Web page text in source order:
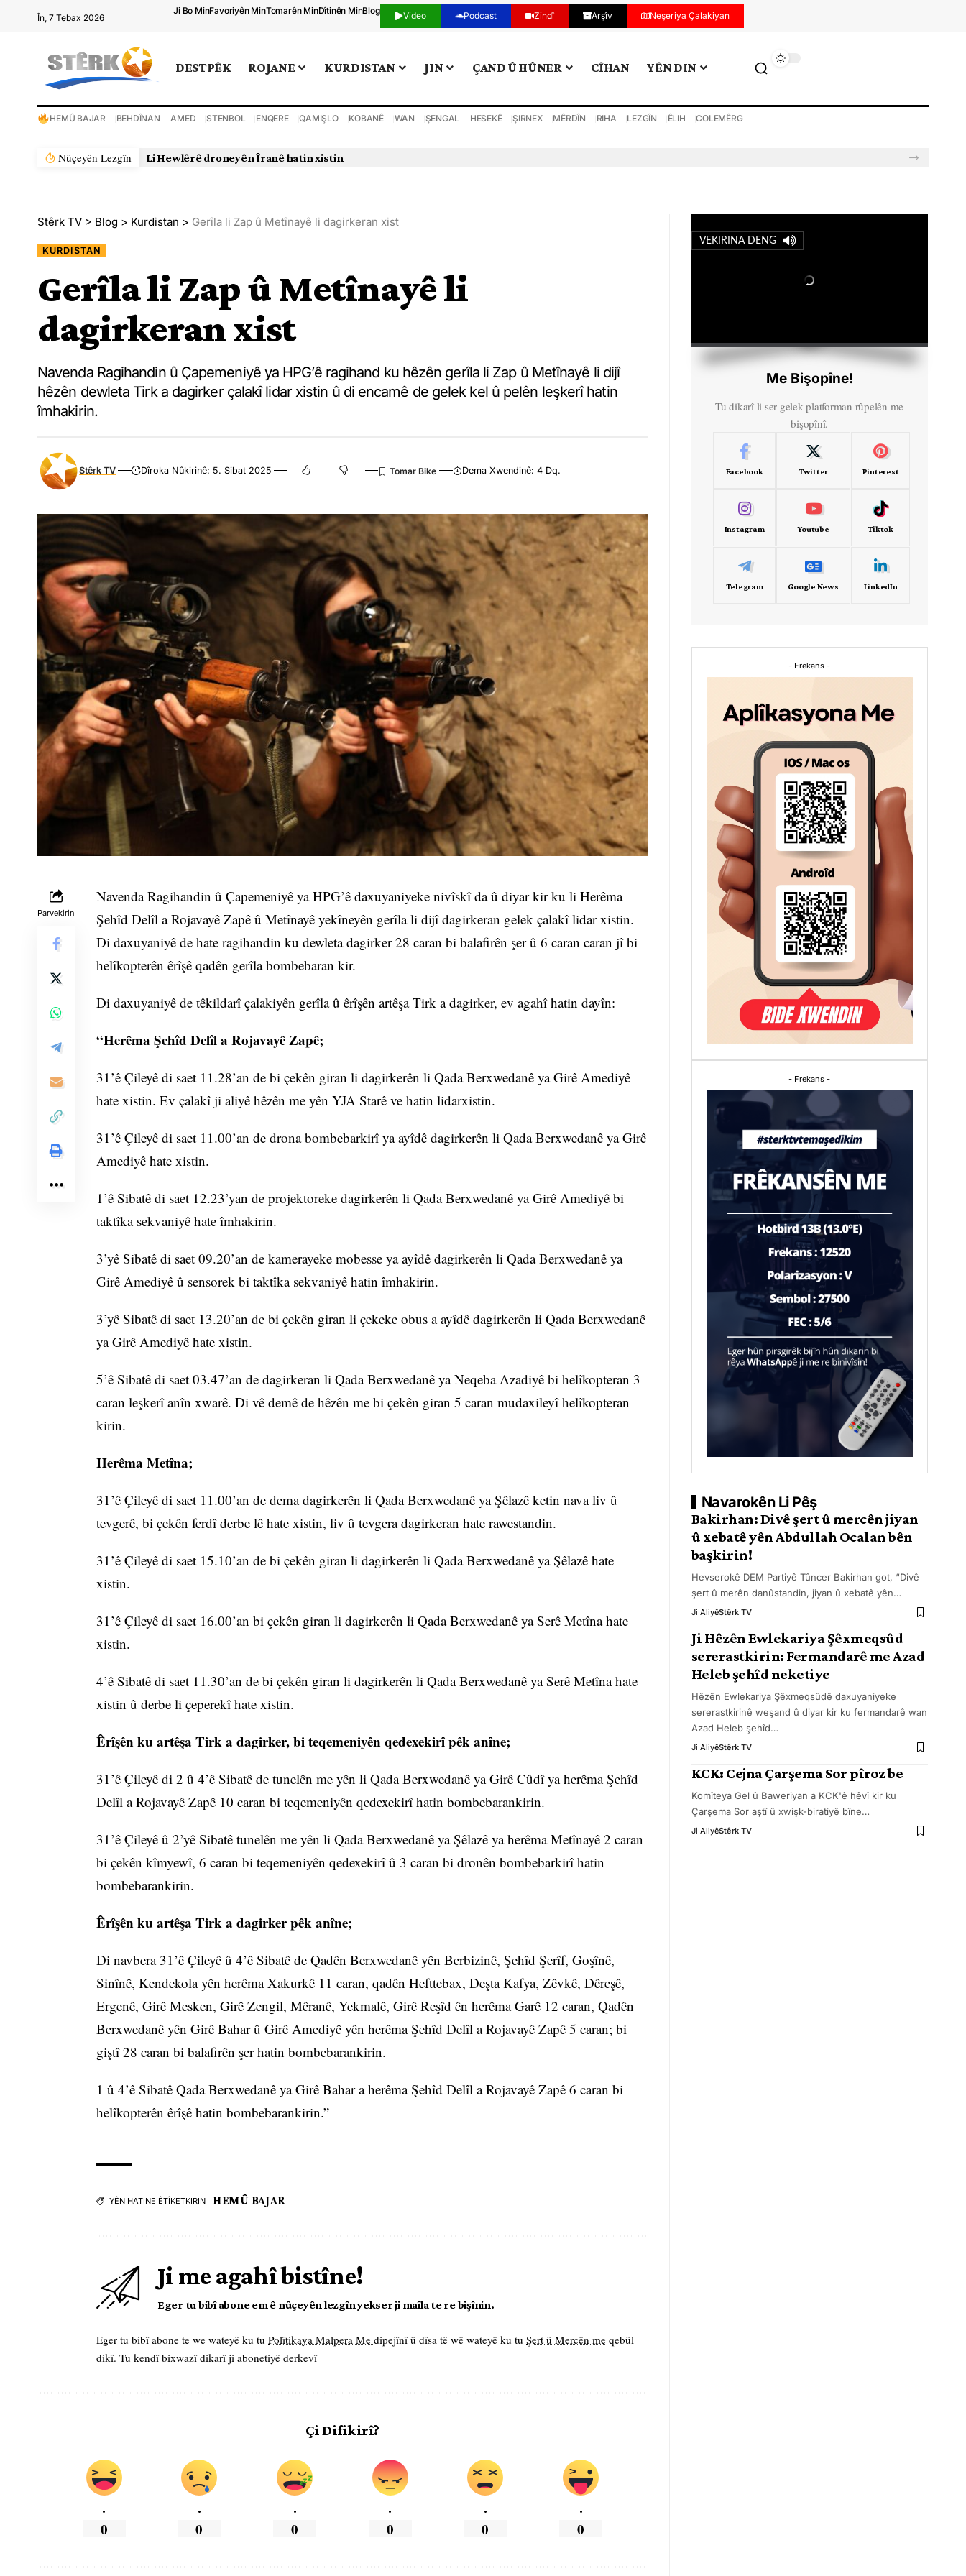
În, 7 Tebax 2026
Ji Bo MinFavoriyên MinTomarên MinDîtinên MinBlog Video Podcast Zindî Arşîv Neşeriya Çalakiyan
DESTPÊK ROJANE KURDISTAN JIN ÇAND Û HÛNER CÎHAN YÊN DIN
HEMÛ BAJAR BEHDÎNAN AMED STENBOL ENQERE QAMIŞLO KOBANÊ WAN ŞENGAL HESEKÊ ŞIRNEX MÊRDÎN RIHA LEZGÎN ÊLIH COLEMÊRG
Nûçeyên Lezgîn
Stêrk TV > Blog > Kurdistan > Gerîla li Zap û Metînayê li dagirkeran xist
KURDISTAN
Gerîla li Zap û Metînayê li
dagirkeran xist
Navenda Ragihandin û Çapemeniyê ya HPG’ê ragihand ku hêzên gerîla li Zap û Metînayê li dijî
hêzên dewleta Tirk a dagirker çalakî lidar xistin û di encamê de gelek kel û pelên leşkerî hatin
îmhakirin.
Stêrk TV Dîroka Nûkirinê: 5. Sibat 2025 Dema Xwendinê: 4 Dq.
Parvekirin
Navenda Ragihandin û Çapemeniyê ya HPG’ê daxuyaniyeke nivîskî da û diyar kir ku li Herêma
Şehîd Delîl a Rojavayê Zapê û Metînayê yekîneyên gerîla li dijî dagirkeran gelek çalakî lidar xistin.
Di daxuyaniyê de hate ragihandin ku dewleta dagirker 28 caran bi balafirên şer û 6 caran caran jî bi
helîkopterên êrîşê qadên gerîla bombebaran kir.
Di daxuyaniyê de têkildarî çalakiyên gerîla û êrîşên artêşa Tirk a dagirker, ev agahî hatin dayîn:
“Herêma Şehîd Delîl a Rojavayê Zapê;
31’ê Çileyê di saet 11.28’an de bi çekên giran li dagirkerên li Qada Berxwedanê ya Girê Amediyê
hate xistin. Ev çalakî ji aliyê hêzên me yên YJA Starê ve hatin lidarxistin.
31’ê Çileyê di saet 11.00’an de drona bombebarkirî ya ayîdê dagirkerên li Qada Berxwedanê ya Girê
Amediyê hate xistin.
1’ê Sibatê di saet 12.23’yan de projektoreke dagirkerên li Qada Berxwedanê ya Girê Amediyê bi
taktîka sekvaniyê hate îmhakirin.
3’yê Sibatê di saet 09.20’an de kamerayeke mobesse ya ayîdê dagirkerên li Qada Berxwedanê ya
Girê Amediyê û sensorek bi taktîka sekvaniyê hatin îmhakirin.
3’yê Sibatê di saet 13.20’an de bi çekên giran li çekeke obus a ayîdê dagirkerên li Qada Berxwedanê
ya Girê Amediyê hate xistin.
5’ê Sibatê di saet 03.47’an de dagirkeran li Qada Berxwedanê ya Neqeba Azadiyê bi helîkopteran 3
caran leşkerî anîn xwarê. Di vê demê de hêzên me bi çekên giran 5 caran mudaxileyî helîkopteran
kirin.
Herêma Metîna;
31’ê Çileyê di saet 11.00’an de dema dagirkerên li Qada Berxwedanê ya Şêlazê ketin nava liv û
tevgerê, bi çekên ferdî derbe lê hate xistin, liv û tevgera dagirkeran hate rawestandin.
31’ê Çileyê di saet 15.10’an de bi çekên giran li dagirkerên li Qada Berxwedanê ya Şêlazê hate
xistin.
31’ê Çileyê di saet 16.00’an bi çekên giran li dagirkerên li Qada Berxwedanê ya Serê Metîna hate
xistin.
4’ê Sibatê di saet 11.30’an de bi çekên giran li dagirkerên li Qada Berxwedanê ya Serê Metîna hate
xistin û derbe li çeperekî hate xistin.
Êrîşên ku artêşa Tirk a dagirker, bi teqemeniyên qedexekirî pêk anîne;
31’ê Çileyê di 2 û 4’ê Sibatê de tunelên me yên li Qada Berxwedanê ya Girê Cûdî ya herêma Şehîd
Delîl a Rojavayê Zapê 10 caran bi teqemeniyên qedexekirî hatin bombebarankirin.
31’ê Çileyê û 2’yê Sibatê tunelên me yên li Qada Berxwedanê ya Şêlazê ya herêma Metînayê 2 caran
bi çekên kîmyewî, 6 caran bi teqemeniyên qedexekirî û 3 caran bi dronên bombebarkirî hatin
bombebarankirin.
Êrîşên ku artêşa Tirk a dagirker pêk anîne;
Di navbera 31’ê Çileyê û 4’ê Sibatê de Qadên Berxwedanê yên Berbizinê, Şehîd Şerîf, Goşînê,
Sinînê, Kendekola yên herêma Xakurkê 11 caran, qadên Hefttebax, Deşta Kafya, Zêvkê, Dêreşê,
Ergenê, Girê Mesken, Girê Zengil, Mêranê, Yekmalê, Girê Reşîd ên herêma Garê 12 caran, Qadên
Berxwedanê yên Girê Bahar û Girê Amediyê yên herêma Şehîd Delîl a Rojavayê Zapê 5 caran; bi
giştî 28 caran bi balafirên şer hatin bombebarankirin.
1 û 4’ê Sibatê Qada Berxwedanê ya Girê Bahar a herêma Şehîd Delîl a Rojavayê Zapê 6 caran bi
helîkopterên êrîşê hatin bombebarankirin.”
YÊN HATINE ÊTÎKETKIRIN HEMÛ BAJAR
Ji me agahî bistîne!
Eger tu bibî abone em ê nûçeyên lezgîn yekser ji maîla te re bişînin.
Eger tu bibî abone te we wateyê ku tu Polîtikaya Malpera Me dipejînî û dîsa tê wê wateyê ku tu Şert û Mercên me qebûl
dikî. Tu kendî bixwazî dikarî ji abonetiyê derkevî
Çi Difikirî?
.
0
.
0
.
0
.
0
.
0
.
0
VEKIRINA DENG
Me Bişopîne!
Tu dikarî li ser gelek platforman rûpelên me
bişopînî.
Facebook Twitter Pinterest
Instagram Youtube Tiktok
Telegram Google News LinkedIn
- Frekans -
- Frekans -
Navarokên Li Pêş
Bakirhan: Divê şert û mercên jiyan
û xebatê yên Abdullah Ocalan bên
başkirin!
Hevserokê DEM Partiyê Tûncer Bakirhan got, “Divê
şert û merên danûstandin, jiyan û xebatê yên…
Ji AliyêStêrk TV
Ji Hêzên Ewlekariya Şêxmeqsûd
sererastkirin: Fermandarê me Azad
Heleb şehîd neketiye
Hêzên Ewlekariya Şêxmeqsûdê daxuyaniyeke
sererastkirinê weşand û diyar kir ku fermandarê wan
Azad Heleb şehîd…
Ji AliyêStêrk TV
KCK: Cejna Çarşema Sor pîroz be
Komîteya Gel û Baweriyan a KCK'ê hêvî kir ku
Çarşema Sor aştî û xwişk-biratiyê bîne…
Ji AliyêStêrk TV